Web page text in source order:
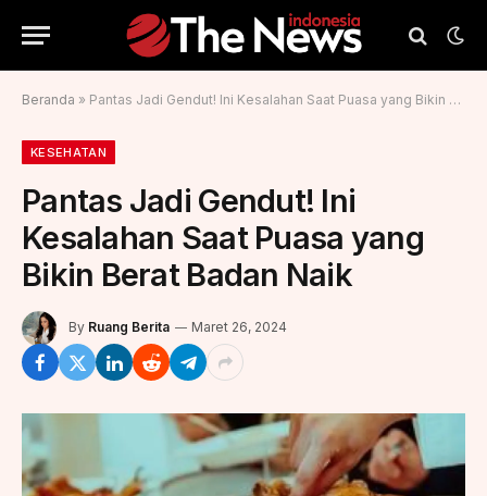
Beranda » Pantas Jadi Gendut! Ini Kesalahan Saat Puasa yang Bikin Berat Badan Naik
KESEHATAN
Pantas Jadi Gendut! Ini
Kesalahan Saat Puasa yang
Bikin Berat Badan Naik
By Ruang Berita Maret 26, 2024